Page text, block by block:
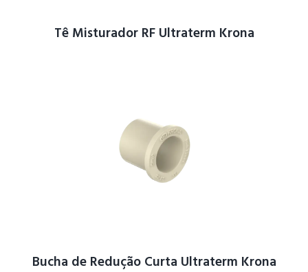
Tê Misturador RF Ultraterm Krona
Bucha de Redução Curta Ultraterm Krona